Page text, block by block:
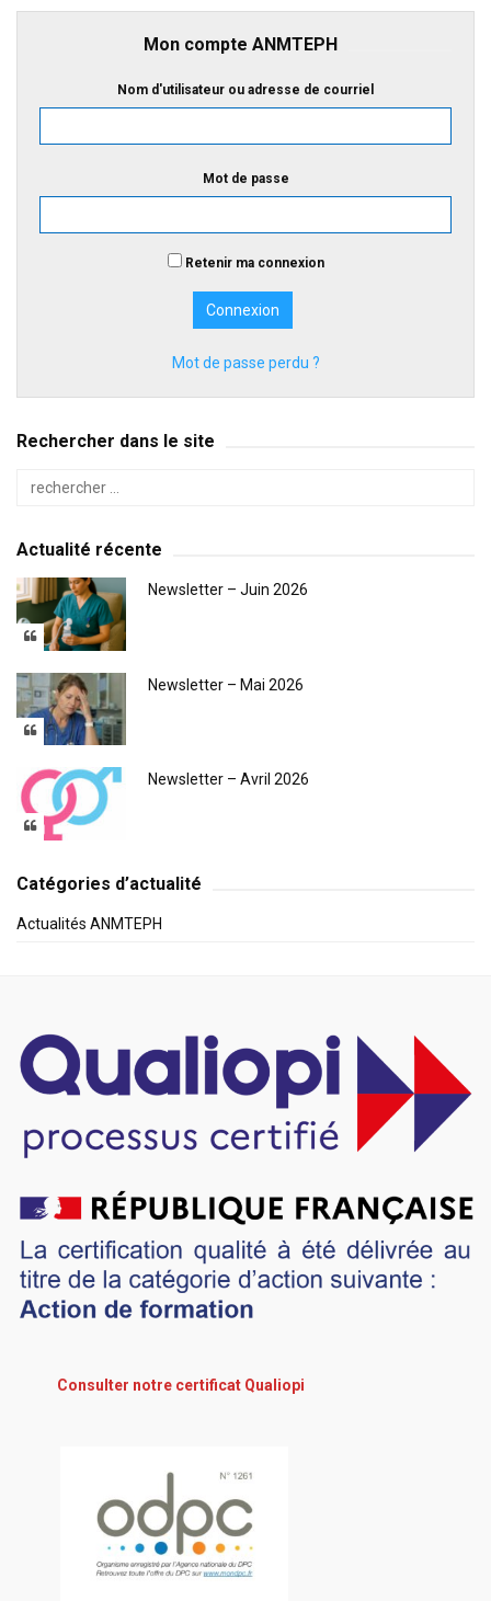
Mon compte ANMTEPH
Nom d'utilisateur ou adresse de courriel
Mot de passe
Retenir ma connexion
Mot de passe perdu ?
Rechercher dans le site
Actualité récente
Newsletter – Juin 2026
Newsletter – Mai 2026
Newsletter – Avril 2026
Catégories d’actualité
Actualités ANMTEPH
Consulter notre certificat Qualiopi